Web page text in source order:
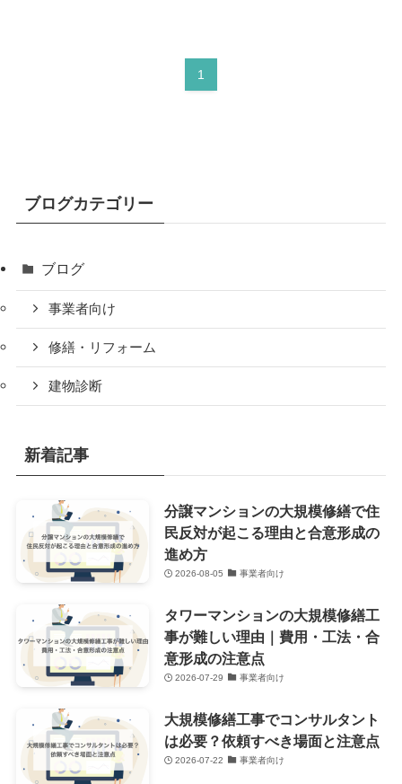
1
ブログカテゴリー
ブログ
事業者向け
修繕・リフォーム
建物診断
新着記事
分譲マンションの大規模修繕で住
民反対が起こる理由と合意形成の
進め方
2026-08-05 事業者向け
タワーマンションの大規模修繕工
事が難しい理由｜費用・工法・合
意形成の注意点
2026-07-29 事業者向け
大規模修繕工事でコンサルタント
は必要？依頼すべき場面と注意点
2026-07-22 事業者向け